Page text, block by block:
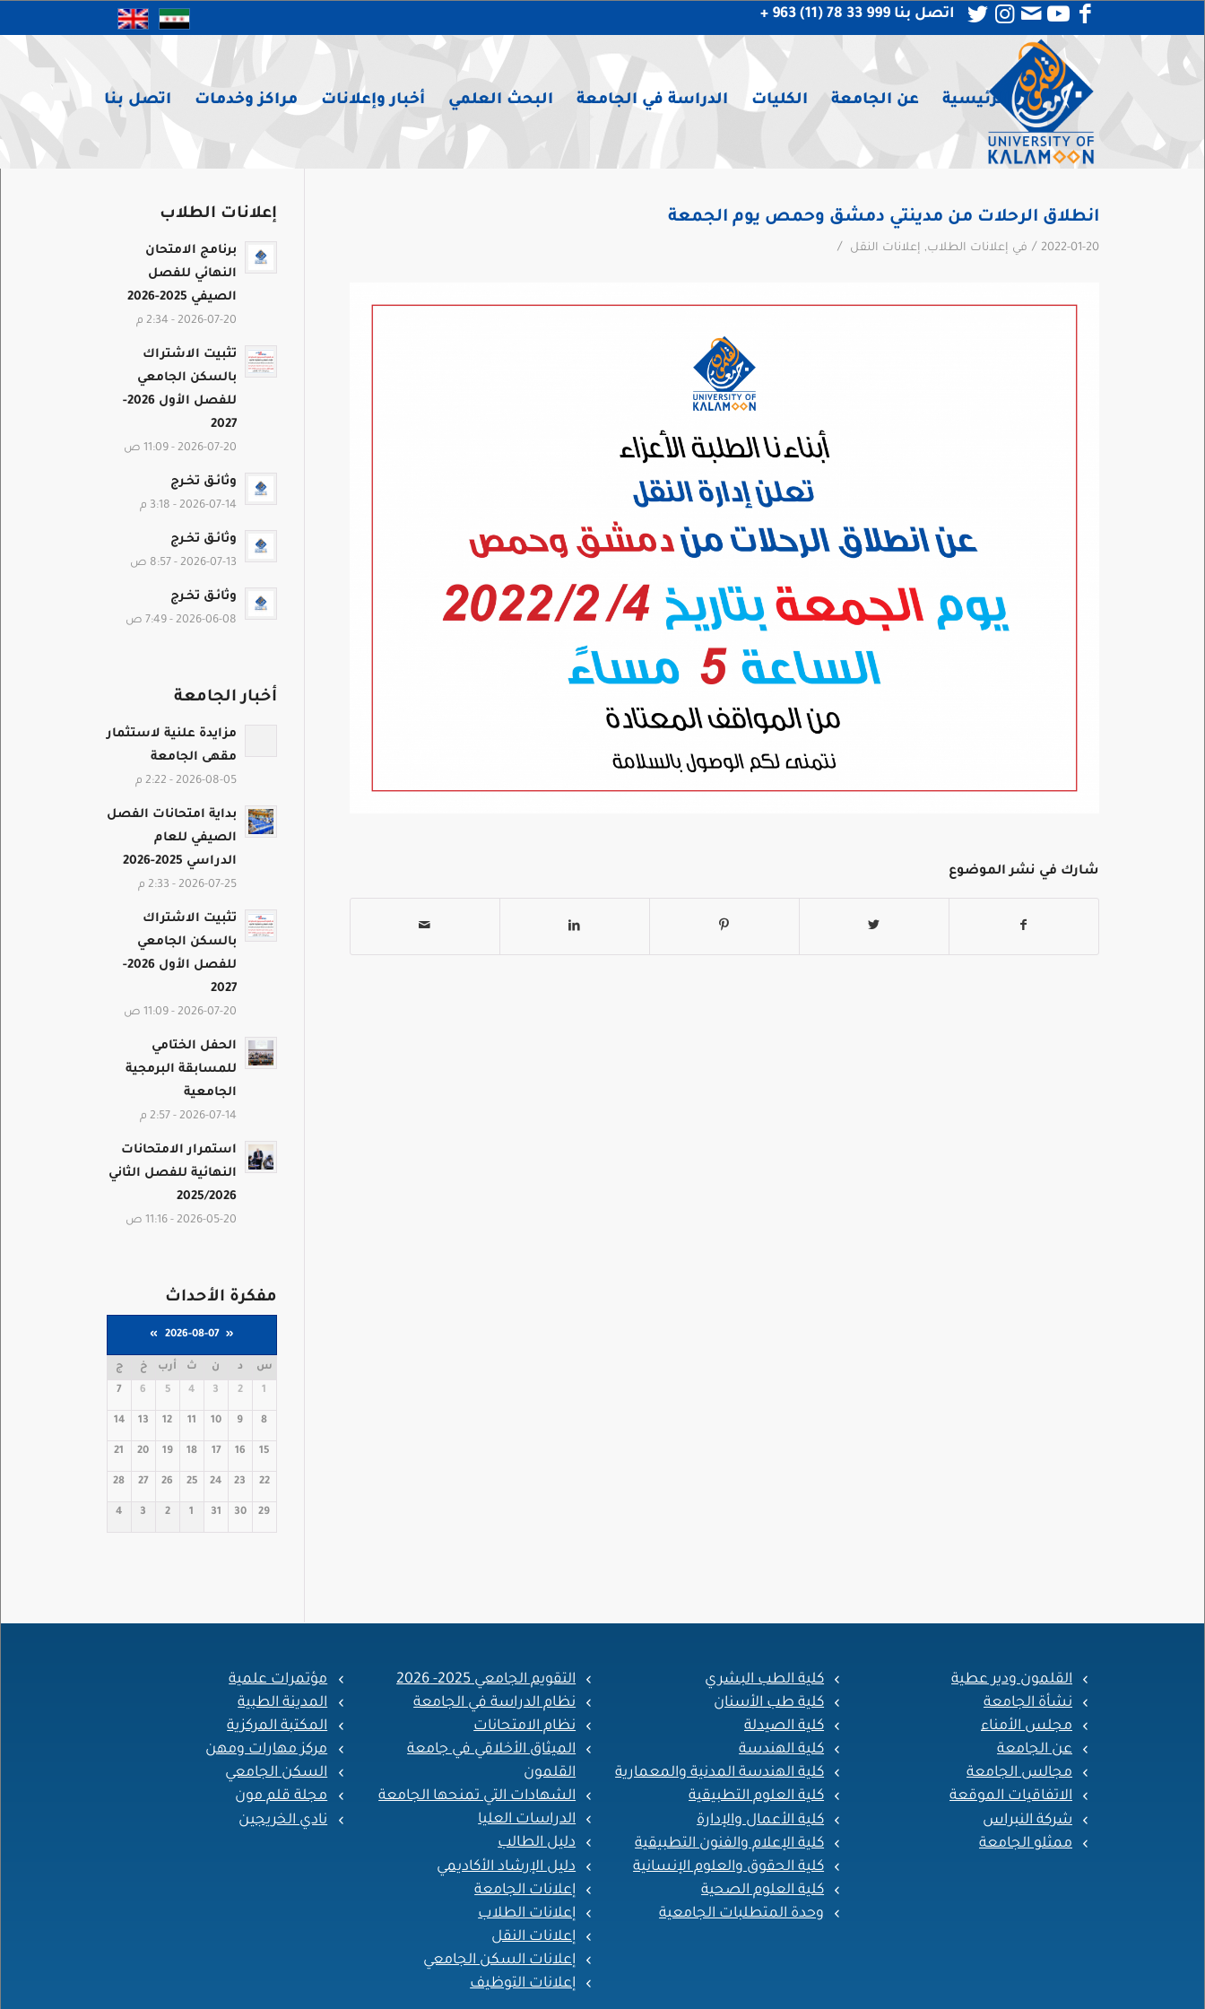
اتصل بنا 999 33 78 (11) 963 +
الرئيسية عن الجامعة الكليات الدراسة في الجامعة البحث العلمي أخبار وإعلانات مراكز وخدمات اتصل بنا
انطلاق الرحلات من مدينتي دمشق وحمص يوم الجمعة
2022-01-20
/ في إعلانات الطلاب, إعلانات النقل /
شارك في نشر الموضوع
إعلانات الطلاب
برنامج الامتحان
النهائي للفصل
الصيفي 2025-2026
2026-07-20 - 2:34 م
تثبيت الاشتراك
بالسكن الجامعي
للفصل الأول 2026-
2027
2026-07-20 - 11:09 ص
وثائـق تخـرج
2026-07-14 - 3:18 م
وثائـق تخـرج
2026-07-13 - 8:57 ص
وثائـق تخـرج
2026-06-08 - 7:49 ص
أخبار الجامعة
مزايدة علنية لاستثمار
مقهى الجامعة
2026-08-05 - 2:22 م
بداية امتحانات الفصل
الصيفي للعام
الدراسي 2025-2026
2026-07-25 - 2:33 م
تثبيت الاشتراك
بالسكن الجامعي
للفصل الأول 2026-
2027
2026-07-20 - 11:09 ص
الحفل الختامي
للمسابقة البرمجية
الجامعية
2026-07-14 - 2:57 م
استمرار الامتحانات
النهائية للفصل الثاني
2025/2026
2026-05-20 - 11:16 ص
مفكرة الأحداث
«
2026-08-07
»
س د ن ث أرب خ
ج
1
2
3
4
5
6
7
8
9
10
11
12
13
14
15
16
17
18
19
20
21
22
23
24
25
26
27
28
29
30
31
1
2
3
4
القلمون ودير عطية
نشأة الجامعة
مجلس الأمناء
عن الجامعة
مجالس الجامعة
الاتفاقيات الموقعة
شركة النبراس
ممثلو الجامعة
كلية الطب البشري
كلية طب الأسنان
كلية الصيدلة
كلية الهندسة
كلية الهندسة المدنية والمعمارية
كلية العلوم التطبيقية
كلية الأعمال والإدارة
كلية الإعلام والفنون التطبيقية
كلية الحقوق والعلوم الإنسانية
كلية العلوم الصحية
وحدة المتطلبات الجامعية
التقويم الجامعي 2025- 2026
نظام الدراسة في الجامعة
نظام الامتحانات
الميثاق الأخلاقي في جامعة
القلمون
الشهادات التي تمنحها الجامعة
الدراسات العليا
دليل الطالب
دليل الإرشاد الأكاديمي
إعلانات الجامعة
إعلانات الطلاب
إعلانات النقل
إعلانات السكن الجامعي
إعلانات التوظيف
مؤتمرات علمية
المدينة الطبية
المكتبة المركزية
مركز مهارات ومهن
السكن الجامعي
مجلة قلم مون
نادي الخريجين